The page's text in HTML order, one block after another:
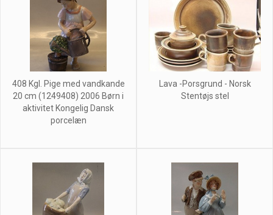
408 Kgl. Pige med vandkande
20 cm (1249408) 2006 Børn i
aktivitet Kongelig Dansk
porcelæn
Lava -Porsgrund - Norsk
Stentøjs stel